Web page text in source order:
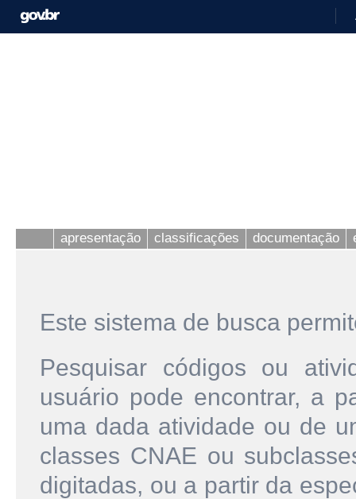
apresentação classificações documentação
Este sistema de busca
Pesquisar códigos ou
usuário pode encontrar, a
uma dada atividade ou de
classes CNAE ou
digitadas, ou a partir da